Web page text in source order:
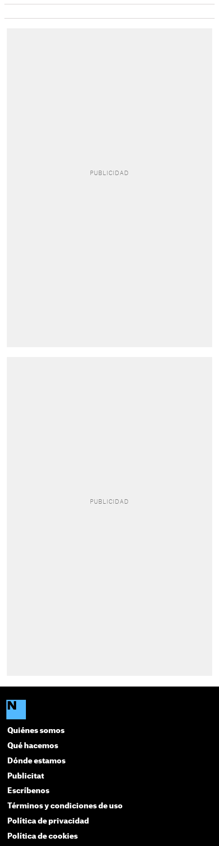
Quiénes somos
Qué hacemos
Dónde estamos
Publicitat
Escríbenos
Términos y condiciones de uso
Política de privacidad
Política de cookies